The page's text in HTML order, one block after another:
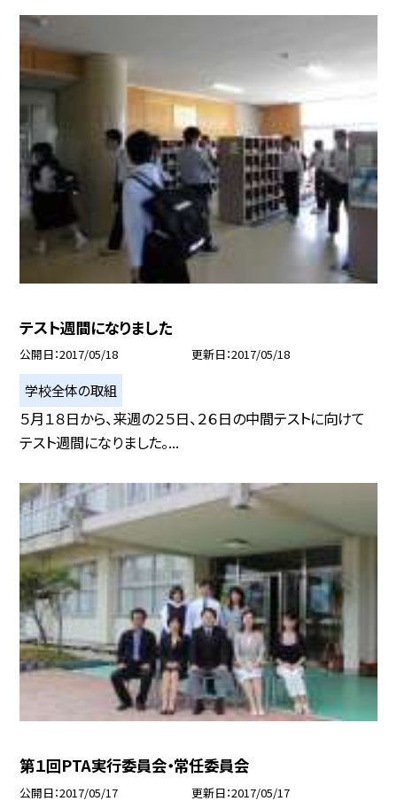
テスト週間になりました
公開日 2017/05/18 更新日 2017/05/18
学校全体の取組
５月１８日から、来週の２５日、２６日の中間テストに向けて
テスト週間になりました。...
第１回PTA実行委員会・常任委員会
公開日 2017/05/17 更新日 2017/05/17